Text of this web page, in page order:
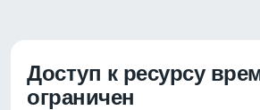
Доступ к ресурсу
ограничен